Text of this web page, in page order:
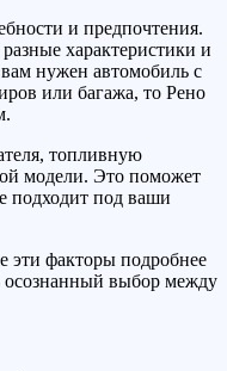
и предпочтения.
характеристики и
нужен автомобиль с
или багажа, то Рено
топливную
модели. Это поможет
подходит под ваши
эти факторы подробнее
осознанный выбор между